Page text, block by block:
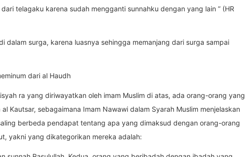
telagaku karena sudah mengganti sunnahku dengan yang lain ” (HR
dalam surga, karena luasnya sehingga memanjang dari surga sampai
dari al Haudh
ra yang diriwayatkan oleh imam Muslim di atas, ada orang-orang yang
Kautsar, sebagaimana Imam Nawawi dalam Syarah Muslim menjelaskan
berbeda pendapat tentang apa yang dimaksud dengan orang-orang
yakni yang dikategorikan mereka adalah: